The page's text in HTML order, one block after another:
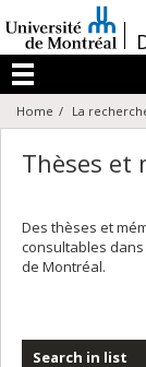
au
contenu
/
Menu
Home La
Thèses et
Des thèses et
consultables dans
de Montréal.
Search in list